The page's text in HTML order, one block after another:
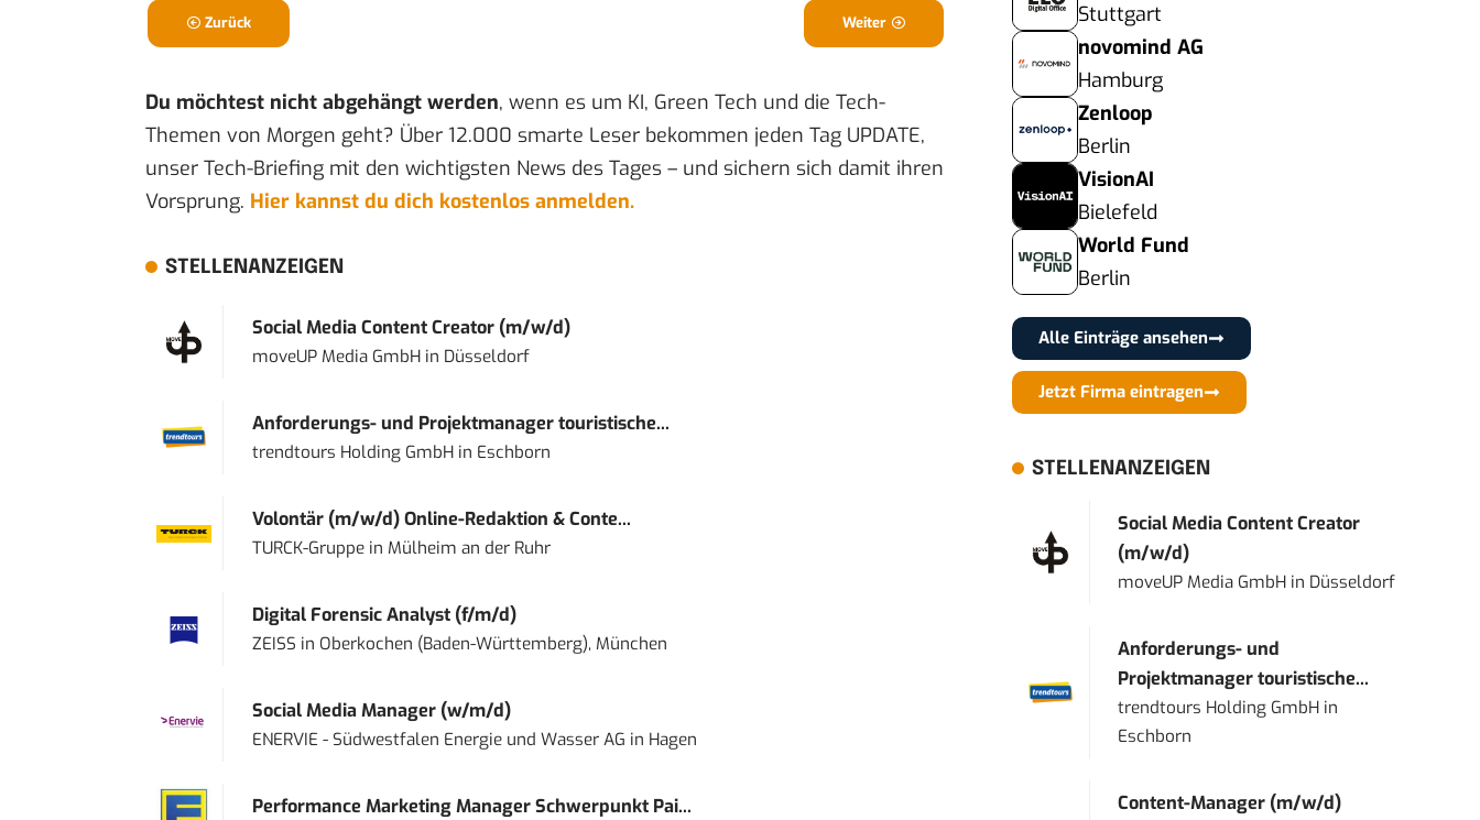
Zurück Weiter
Du möchtest nicht abgehängt werden, wenn es um KI, Green Tech und die Tech-
Themen von Morgen geht? Über 12.000 smarte Leser bekommen jeden Tag UPDATE,
unser Tech-Briefing mit den wichtigsten News des Tages – und sichern sich damit ihren
Vorsprung. Hier kannst du dich kostenlos anmelden.
STELLENANZEIGEN
Social Media Content Creator (m/w/d)
moveUP Media GmbHin Düsseldorf
Anforderungs- und Projektmanager touristische...
trendtours Holding GmbHin Eschborn
Volontär (m/w/d) Online-Redaktion & Conte...
TURCK-Gruppein Mülheim an der Ruhr
Digital Forensic Analyst (f/m/d)
ZEISS in Oberkochen (Baden-Württemberg), München
Social Media Manager (w/m/d)
ENERVIE - Südwestfalen Energie und Wasser AG in Hagen
Performance Marketing Manager Schwerpunkt Pai...
Stuttgart
novomind AG
Hamburg
Zenloop
Berlin
VisionAI
Bielefeld
World Fund
Berlin
Alle Einträge ansehen
Jetzt Firma eintragen
STELLENANZEIGEN
Social Media Content Creator
(m/w/d)
moveUP Media GmbH in Düsseldorf
Anforderungs- und
Projektmanager touristische...
trendtours Holding GmbH in
Eschborn
Content-Manager (m/w/d)